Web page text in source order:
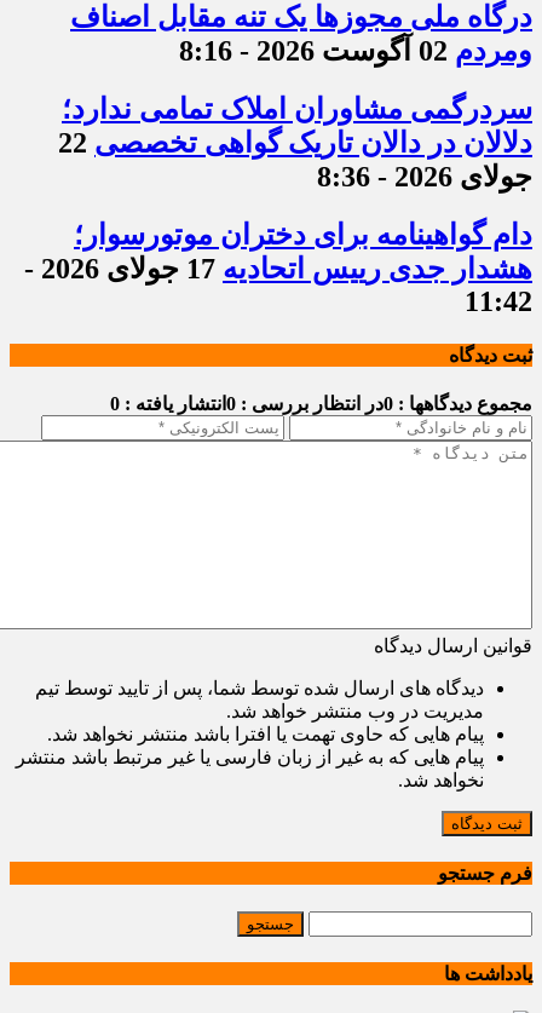
درگاه ملی مجوزها یک تنه مقابل اصناف
ومردم 02 آگوست 2026 - 8:16
سردرگمی مشاوران املاک تمامی ندارد؛
دلالان در دالان تاریک گواهی تخصصی 22
جولای 2026 - 8:36
دام گواهینامه برای دختران موتورسوار؛
هشدار جدی رییس اتحادیه
17 جولای 2026 -
11:42
ثبت دیدگاه
مجموع دیدگاهها : 0 در انتظار بررسی : 0 انتشار یافته : 0
قوانین ارسال دیدگاه
دیدگاه های ارسال شده توسط شما، پس از تایید توسط تیم
مدیریت در وب منتشر خواهد شد.
پیام هایی که حاوی تهمت یا افترا باشد منتشر نخواهد شد.
پیام هایی که به غیر از زبان فارسی یا غیر مرتبط باشد منتشر
نخواهد شد.
ثبت دیدگاه
فرم جستجو
یادداشت ها